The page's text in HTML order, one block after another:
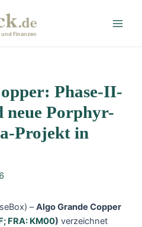
Finanzen
Phase-II-
neue Porphyr-
Projekt in
–Algo Grande Copper
FRA: KM00) verzeichnet